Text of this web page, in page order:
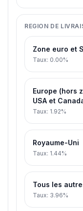
REGION DE
Zone euro et
Taux: 0.00%
Europe (hors
USA et
Taux: 1.92%
Royaume-Uni
Taux: 1.44%
Tous les
Taux: 3.96%